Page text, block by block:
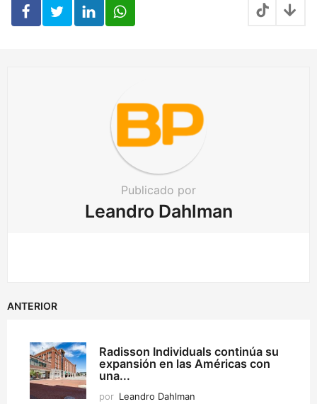
i
Publicado por
Leandro Dahlman
ANTERIOR
Radisson Individuals continúa su
expansión en las Américas con
una...
por Leandro Dahlman